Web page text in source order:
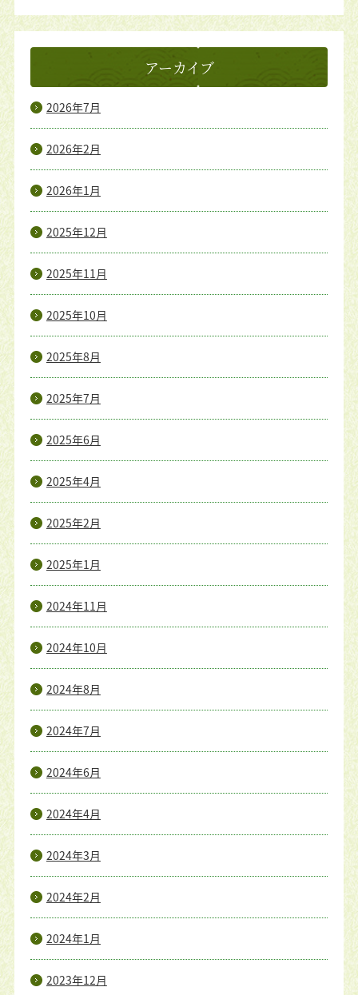
アーカイブ
2026年7月
2026年2月
2026年1月
2025年12月
2025年11月
2025年10月
2025年8月
2025年7月
2025年6月
2025年4月
2025年2月
2025年1月
2024年11月
2024年10月
2024年8月
2024年7月
2024年6月
2024年4月
2024年3月
2024年2月
2024年1月
2023年12月